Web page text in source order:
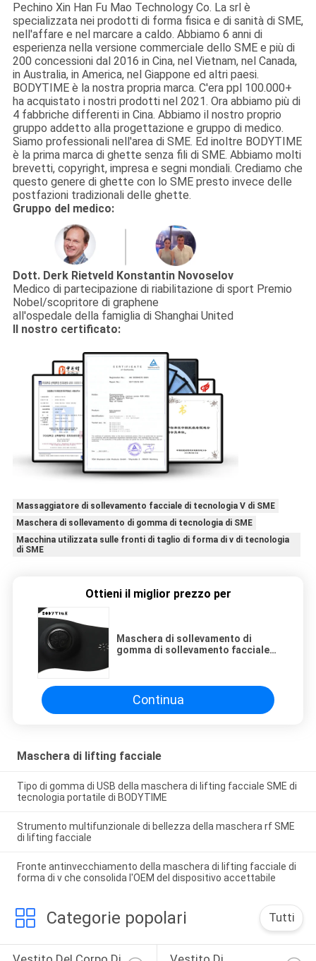
Pechino Xin Han Fu Mao Technology Co. La srl è
specializzata nei prodotti di forma fisica e di sanità di SME,
nell'affare e nel marcare a caldo. Abbiamo 6 anni di
esperienza nella versione commerciale dello SME e più di
200 concessioni dal 2016 in Cina, nel Vietnam, nel Canada,
in Australia, in America, nel Giappone ed altri paesi.
BODYTIME è la nostra propria marca. C'era ppl 100.000+
ha acquistato i nostri prodotti nel 2021. Ora abbiamo più di
4 fabbriche differenti in Cina. Abbiamo il nostro proprio
gruppo addetto alla progettazione e gruppo di medico.
Siamo professionali nell'area di SME. Ed inoltre BODYTIME
è la prima marca di ghette senza fili di SME. Abbiamo molti
brevetti, copyright, impresa e segni mondiali. Crediamo che
questo genere di ghette con lo SME presto invece delle
postfazioni tradizionali delle ghette.
Gruppo del medico:
Dott. Derk Rietveld Konstantin Novoselov
Medico di partecipazione di riabilitazione di sport Premio
Nobel/scopritore di graphene
all'ospedale della famiglia di Shanghai United
Il nostro certificato:
Massaggiatore di sollevamento facciale di tecnologia V di SME
Maschera di sollevamento di gomma di tecnologia di SME
Macchina utilizzata sulle fronti di taglio di forma di v di tecnologia
di SME
Ottieni il miglior prezzo per
Maschera di sollevamento di
gomma di sollevamento facciale
Continua
Maschera di lifting facciale
Tipo di gomma di USB della maschera di lifting facciale SME di
tecnologia portatile di BODYTIME
Strumento multifunzionale di bellezza della maschera rf SME
di lifting facciale
Fronte antinvecchiamento della maschera di lifting facciale di
forma di v che consolida l'OEM del dispositivo accettabile
Categorie popolari Tutti